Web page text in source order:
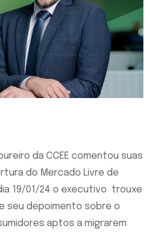
da CCEE comentou suas
do Mercado Livre de
19/01/24 o executivo trouxe
seu depoimento sobre o
aptos a migrarem